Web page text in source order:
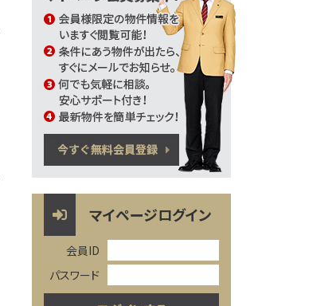
マイページログイン
会員ID
パスワード